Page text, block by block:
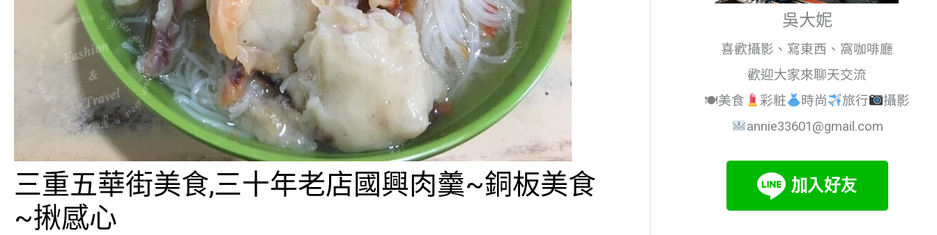
三重五華街美食,三十年老店國興肉羹~銅板美食
~揪感心
吳大妮
喜歡攝影、寫東西、窩咖啡廳
歡迎大家來聊天交流
🍽美食
彩粧 時尚 旅行
攝影
annie33601@gmail.com